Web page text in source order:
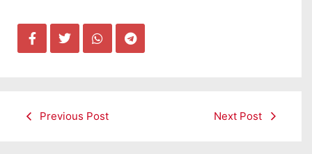
Previous Post Next Post